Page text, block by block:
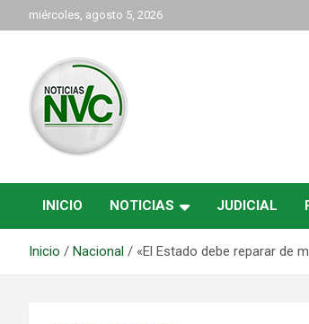
al
miércoles, agosto 5, 2026
NVC Noticias
INICIO NOTICIAS JUDICIAL
Inicio Nacional «El Estado debe reparar de